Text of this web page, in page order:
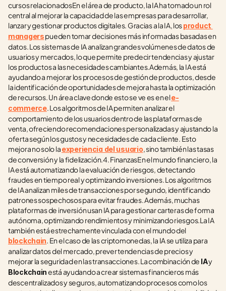
cursos relacionadosEn el área de producto, la IA ha tomado un rol
central al mejorar la capacidad de las empresas para desarrollar,
lanzar y gestionar productos digitales. Gracias a la IA, los product
managers pueden tomar decisiones más informadas basadas en
datos. Los sistemas de IA analizan grandes volúmenes de datos de
usuarios y mercados, lo que permite predecir tendencias y ajustar
los productos a las necesidades cambiantes.Además, la IA está
ayudando a mejorar los procesos de gestión de productos, desde
la identificación de oportunidades de mejora hasta la optimización
de recursos. Un área clave donde esto se ve es en el e-
commerce. Los algoritmos de IA permiten analizar el
comportamiento de los usuarios dentro de las plataformas de
venta, ofreciendo recomendaciones personalizadas y ajustando la
oferta según los gustos y necesidades de cada cliente. Esto
mejora no solo la experiencia del usuario, sino también las tasas
de conversión y la fidelización.4. FinanzasEn el mundo financiero, la
IA está automatizando la evaluación de riesgos, detectando
fraudes en tiempo real y optimizando inversiones. Los algoritmos
de IA analizan miles de transacciones por segundo, identificando
patrones sospechosos para evitar fraudes. Además, muchas
plataformas de inversión usan IA para gestionar carteras de forma
autónoma, optimizando rendimientos y minimizando riesgos.La IA
blockchain. En el caso de las criptomonedas, la IA se utiliza para
analizar datos del mercado, prever tendencias de precios y
mejorar la seguridad en las transacciones. La combinación de IA y
Blockchain está ayudando a crear sistemas financieros más
descentralizados y seguros, automatizando procesos como los